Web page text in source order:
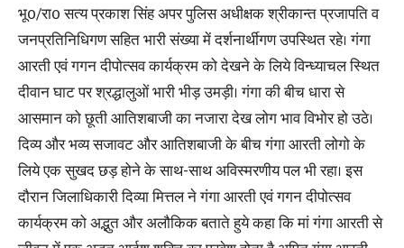
भू0/रा0 सत्य प्रकाश सिंह अपर पुलिस अधीक्षक श्रीकान्त प्रजापति व
जनप्रतिनिधिगण सहित भारी संख्या में दर्शनार्थीगण उपस्थित रहे। गंगा
आरती एवं गगन दीपोत्सव कार्यक्रम को देखने के लिये विन्ध्याचल स्थित
दीवान घाट पर श्रद्धालुओं भारी भीड़ उमड़ी। गंगा की बीच धारा से
आसमान को छूती आतिशबाजी का नजारा देख लोग भाव विभोर हो उठे।
दिव्य और भव्य सजावट और आतिशबाजी के बीच गंगा आरती लोगो के
लिये एक सुखद छड़ होने के साथ-साथ अविस्मरणीय पल भी रहा। इस
दौरान जिलाधिकारी दिव्या मित्तल ने गंगा आरती एवं गगन दीपोत्सव
कार्यक्रम को अद्भुत और अलौकिक बताते हुये कहा कि मां गंगा आरती से